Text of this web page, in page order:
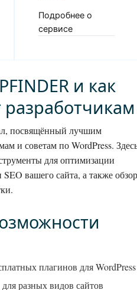
Подробнее о
сервисе
и как
разработчикам
посвящённый лучшим
и советам по WordPress.
для оптимизации
SEO вашего сайта, а также обзор
плагинов для WordPress
разных видов сайтов